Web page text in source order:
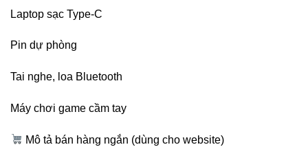
Laptop sạc Type-C
Pin dự phòng
Tai nghe, loa Bluetooth
Máy chơi game cầm tay
Mô tả bán hàng ngắn (dùng cho website)